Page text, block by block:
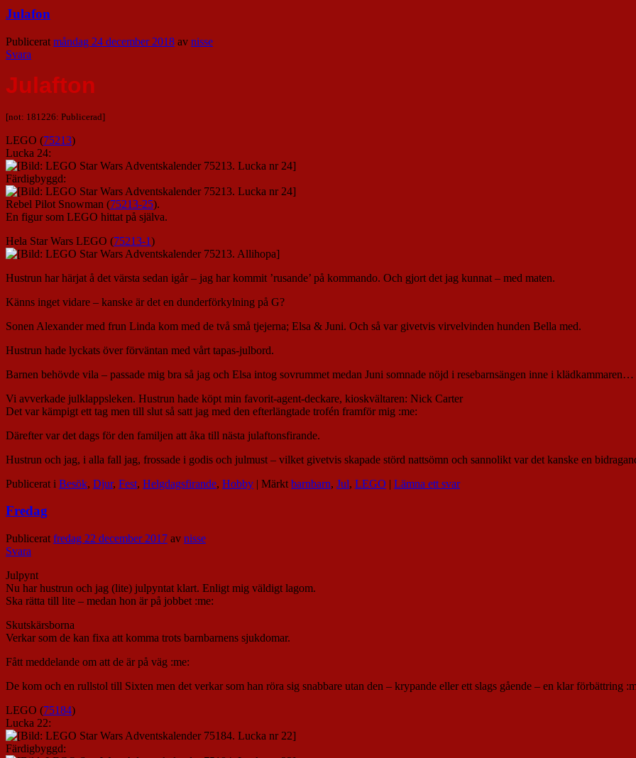
Julafon
Publicerat måndag 24 december 2018 av nisse
Svara
Julafton
[not: 181226: Publicerad]
LEGO (75213)
Lucka 24:
Färdigbyggd:
Rebel Pilot Snowman (75213-25).
En figur som LEGO hittat på själva.
Hela Star Wars LEGO (75213-1)
Hustrun har härjat å det värsta sedan igår – jag har kommit ’rusande’ på kommando. Och gjort det jag kunnat – med maten.
Känns inget vidare – kanske är det en dunderförkylning på G?
Sonen Alexander med frun Linda kom med de två små tjejerna; Elsa & Juni. Och så var givetvis virvelvinden hunden Bella med.
Hustrun hade lyckats över förväntan med vårt tapas-julbord.
Barnen behövde vila – passade mig bra så jag och Elsa intog sovrummet medan Juni somnade nöjd i resebarnsängen inne i klädkammaren…
Vi avverkade julklappsleken. Hustrun hade köpt min favorit-agent-deckare, kioskvältaren: Nick Carter
Det var kämpigt ett tag men till slut så satt jag med den efterlängtade trofén framför mig :me:
Därefter var det dags för den familjen att åka till nästa julaftonsfirande.
Hustrun och jag, i alla fall jag, frossade i godis och julmust – vilket givetvis skapade störd nattsömn och sannolikt var det kanske en
Publicerat i Besök, Djur, Fest, Helgdagsfirande, Hobby | Märkt barnbarn, Jul, LEGO | Lämna ett svar
Fredag
Publicerat fredag 22 december 2017 av nisse
Svara
Julpynt
Nu har hustrun och jag (lite) julpyntat klart. Enligt mig väldigt lagom.
Ska rätta till lite – medan hon är på jobbet :me:
Skutskärsborna
Verkar som de kan fixa att komma trots barnbarnens sjukdomar.
Fått meddelande om att de är på väg :me:
De kom och en rullstol till Sixten men det verkar som han röra sig snabbare utan den – krypande eller ett slags gående – en klar förbättring
LEGO (75184)
Lucka 22:
Färdigbyggd: